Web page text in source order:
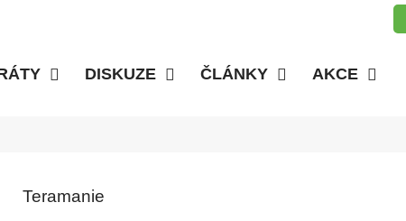
DISKUZE ČLÁNKY AKCE
Teramanie